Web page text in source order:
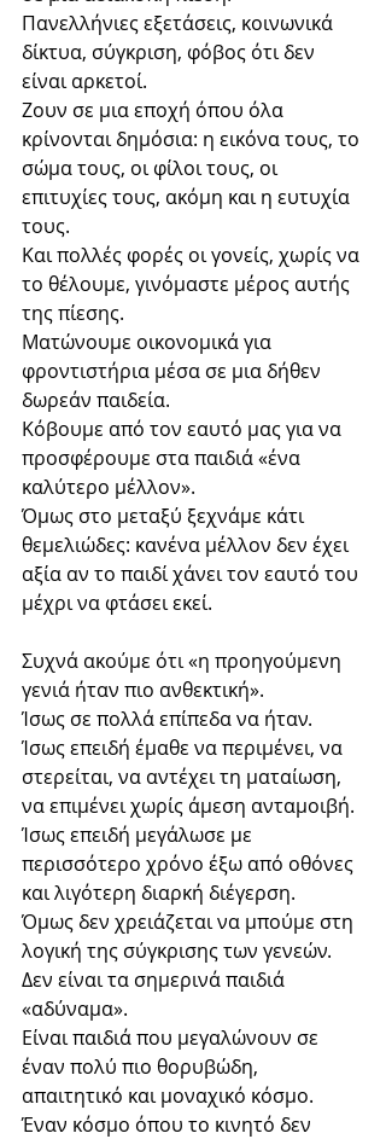
Πανελλήνιες εξετάσεις, κοινωνικά
δίκτυα, σύγκριση, φόβος ότι δεν
είναι αρκετοί.
Ζουν σε μια εποχή όπου όλα
κρίνονται δημόσια: η εικόνα τους, το
σώμα τους, οι φίλοι τους, οι
επιτυχίες τους, ακόμη και η ευτυχία
τους.
Και πολλές φορές οι γονείς, χωρίς να
το θέλουμε, γινόμαστε μέρος αυτής
της πίεσης.
Ματώνουμε οικονομικά για
φροντιστήρια μέσα σε μια δήθεν
δωρεάν παιδεία.
Κόβουμε από τον εαυτό μας για να
προσφέρουμε στα παιδιά «ένα
καλύτερο μέλλον».
Όμως στο μεταξύ ξεχνάμε κάτι
θεμελιώδες: κανένα μέλλον δεν έχει
αξία αν το παιδί χάνει τον εαυτό του
μέχρι να φτάσει εκεί.
Συχνά ακούμε ότι «η προηγούμενη
γενιά ήταν πιο ανθεκτική».
Ίσως σε πολλά επίπεδα να ήταν.
Ίσως επειδή έμαθε να περιμένει, να
στερείται, να αντέχει τη ματαίωση,
να επιμένει χωρίς άμεση ανταμοιβή.
Ίσως επειδή μεγάλωσε με
περισσότερο χρόνο έξω από οθόνες
και λιγότερη διαρκή διέγερση.
Όμως δεν χρειάζεται να μπούμε στη
λογική της σύγκρισης των γενεών.
Δεν είναι τα σημερινά παιδιά
«αδύναμα».
Είναι παιδιά που μεγαλώνουν σε
έναν πολύ πιο θορυβώδη,
απαιτητικό και μοναχικό κόσμο.
Έναν κόσμο όπου το κινητό δεν